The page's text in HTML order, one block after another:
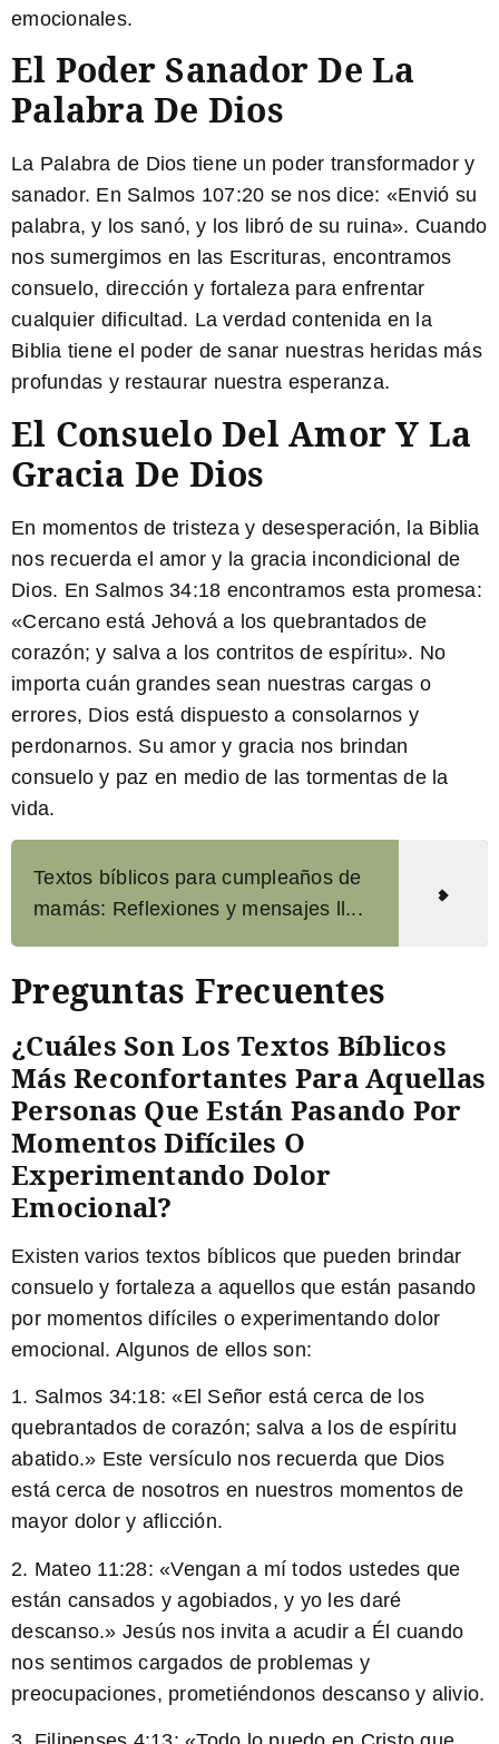
emocionales.
El Poder Sanador De La
Palabra De Dios
La Palabra de Dios tiene un poder transformador y
sanador. En Salmos 107:20 se nos dice: «Envió su
palabra, y los sanó, y los libró de su ruina». Cuando
nos sumergimos en las Escrituras, encontramos
consuelo, dirección y fortaleza para enfrentar
cualquier dificultad. La verdad contenida en la
Biblia tiene el poder de sanar nuestras heridas más
profundas y restaurar nuestra esperanza.
El Consuelo Del Amor Y La
Gracia De Dios
En momentos de tristeza y desesperación, la Biblia
nos recuerda el amor y la gracia incondicional de
Dios. En Salmos 34:18 encontramos esta promesa:
«Cercano está Jehová a los quebrantados de
corazón; y salva a los contritos de espíritu». No
importa cuán grandes sean nuestras cargas o
errores, Dios está dispuesto a consolarnos y
perdonarnos. Su amor y gracia nos brindan
consuelo y paz en medio de las tormentas de la
vida.
Textos bíblicos para cumpleaños de
mamás: Reflexiones y mensajes ll...
Preguntas Frecuentes
¿Cuáles Son Los Textos Bíblicos
Más Reconfortantes Para Aquellas
Personas Que Están Pasando Por
Momentos Difíciles O
Experimentando Dolor
Emocional?
Existen varios textos bíblicos que pueden brindar
consuelo y fortaleza a aquellos que están pasando
por momentos difíciles o experimentando dolor
emocional. Algunos de ellos son:
1. Salmos 34:18: «El Señor está cerca de los
quebrantados de corazón; salva a los de espíritu
abatido.» Este versículo nos recuerda que Dios
está cerca de nosotros en nuestros momentos de
mayor dolor y aflicción.
2. Mateo 11:28: «Vengan a mí todos ustedes que
están cansados y agobiados, y yo les daré
descanso.» Jesús nos invita a acudir a Él cuando
nos sentimos cargados de problemas y
preocupaciones, prometiéndonos descanso y alivio.